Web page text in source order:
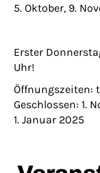
5. Oktober, 9.
Erster
Uhr!
Öffnungszeiten:
Geschlossen: 1.
1. Januar 2025